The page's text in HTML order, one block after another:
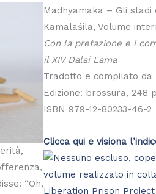
“Oh,
Madhyamaka – Gli stadi
Kamalaśila, Volume
Con la prefazione e i
il XIV Dalai Lama
Tradotto e compilato da
Edizione: brossura, 248
ISBN 979-12-80233-46-2
Clicca qui e visiona